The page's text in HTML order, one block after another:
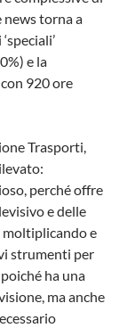
news torna a
e la
920 ore
Trasporti,
perché offre
e delle
e
strumenti per
ha una
ma anche